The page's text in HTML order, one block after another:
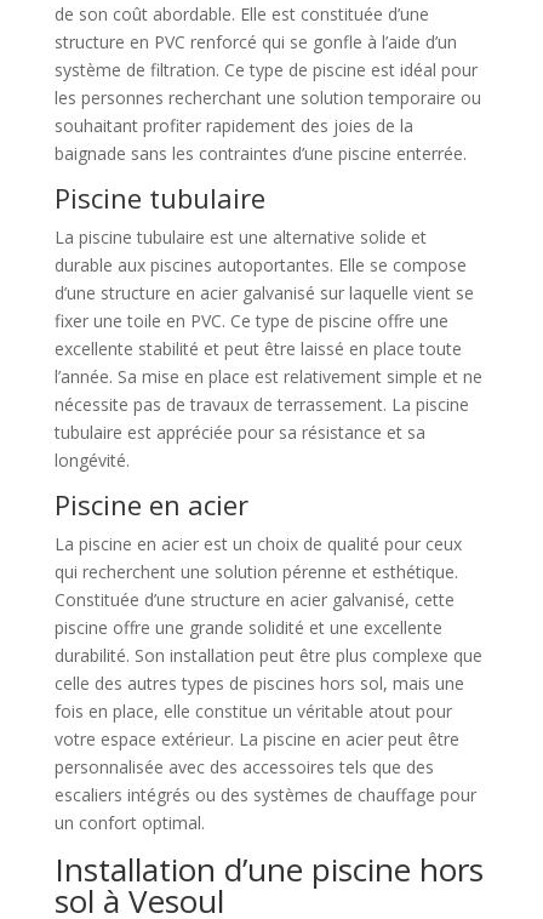
de son coût abordable. Elle est constituée d’une
structure en PVC renforcé qui se gonfle à l’aide d’un
système de filtration. Ce type de piscine est idéal pour
les personnes recherchant une solution temporaire ou
souhaitant profiter rapidement des joies de la
baignade sans les contraintes d’une piscine enterrée.
Piscine tubulaire
La piscine tubulaire est une alternative solide et
durable aux piscines autoportantes. Elle se compose
d’une structure en acier galvanisé sur laquelle vient se
fixer une toile en PVC. Ce type de piscine offre une
excellente stabilité et peut être laissé en place toute
l’année. Sa mise en place est relativement simple et ne
nécessite pas de travaux de terrassement. La piscine
tubulaire est appréciée pour sa résistance et sa
longévité.
Piscine en acier
La piscine en acier est un choix de qualité pour ceux
qui recherchent une solution pérenne et esthétique.
Constituée d’une structure en acier galvanisé, cette
piscine offre une grande solidité et une excellente
durabilité. Son installation peut être plus complexe que
celle des autres types de piscines hors sol, mais une
fois en place, elle constitue un véritable atout pour
votre espace extérieur. La piscine en acier peut être
personnalisée avec des accessoires tels que des
escaliers intégrés ou des systèmes de chauffage pour
un confort optimal.
Installation d’une piscine hors
sol à Vesoul